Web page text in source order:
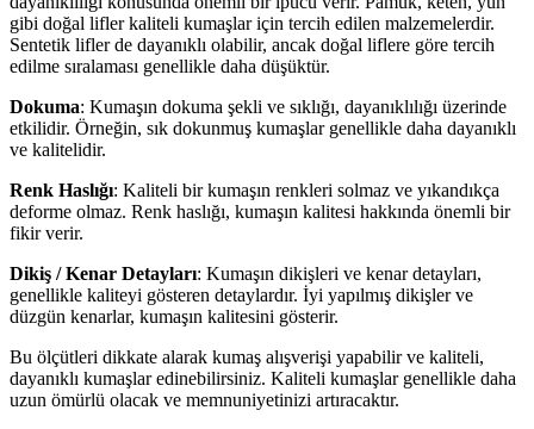
gibi doğal lifler kaliteli kumaşlar için tercih edilen malzemelerdir.
Sentetik lifler de dayanıklı olabilir, ancak doğal liflere göre tercih
edilme sıralaması genellikle daha düşüktür.
Dokuma: Kumaşın dokuma şekli ve sıklığı, dayanıklılığı üzerinde
etkilidir. Örneğin, sık dokunmuş kumaşlar genellikle daha dayanıklı
ve kalitelidir.
Renk Haslığı: Kaliteli bir kumaşın renkleri solmaz ve yıkandıkça
deforme olmaz. Renk haslığı, kumaşın kalitesi hakkında önemli bir
fikir verir.
Dikiş / Kenar Detayları: Kumaşın dikişleri ve kenar detayları,
genellikle kaliteyi gösteren detaylardır. İyi yapılmış dikişler ve
düzgün kenarlar, kumaşın kalitesini gösterir.
Bu ölçütleri dikkate alarak kumaş alışverişi yapabilir ve kaliteli,
dayanıklı kumaşlar edinebilirsiniz. Kaliteli kumaşlar genellikle daha
uzun ömürlü olacak ve memnuniyetinizi artıracaktır.